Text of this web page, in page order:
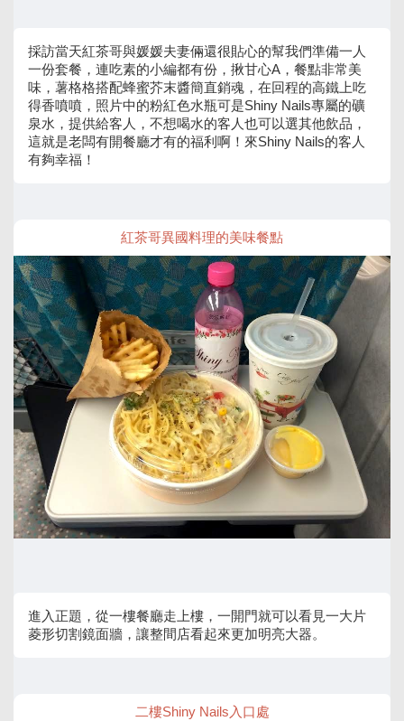
採訪當天紅茶哥與媛媛夫妻倆還很貼心的幫我們準備一人
一份套餐，連吃素的小編都有份，揪甘心A，餐點非常美
味，薯格格搭配蜂蜜芥末醬簡直銷魂，在回程的高鐵上吃
得香噴噴，照片中的粉紅色水瓶可是Shiny Nails專屬的礦
泉水，提供給客人，不想喝水的客人也可以選其他飲品，
這就是老闆有開餐廳才有的福利啊！來Shiny Nails的客人
有夠幸福！
紅茶哥異國料理的美味餐點
進入正題，從一樓餐廳走上樓，一開門就可以看見一大片
菱形切割鏡面牆，讓整間店看起來更加明亮大器。
二樓Shiny Nails入口處